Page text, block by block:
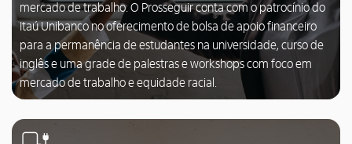
mercado de trabalho. O Prosseguir conta com o patrocínio do
Itaú Unibanco no oferecimento de bolsa de apoio financeiro
para a permanência de estudantes na universidade, curso de
inglês e uma grade de palestras e workshops com foco em
mercado de trabalho e equidade racial.